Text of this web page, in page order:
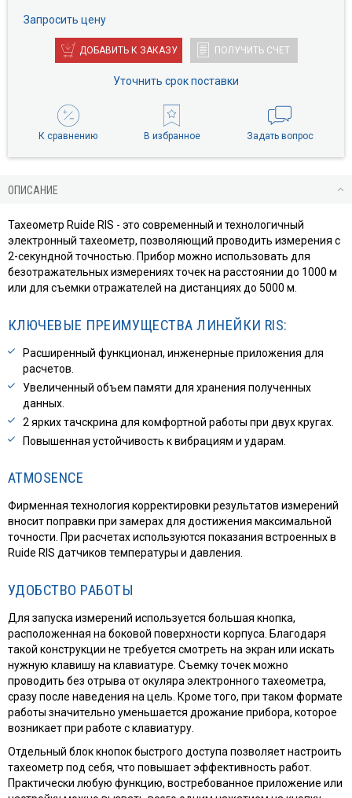
Запросить цену
ДОБАВИТЬ К ЗАКАЗУ ПОЛУЧИТЬ СЧЕТ
Уточнить срок поставки
К сравнению В избранное Задать вопрос
ОПИСАНИЕ
Тахеометр Ruide RIS - это современный и технологичный
электронный тахеометр, позволяющий проводить измерения с
2-секундной точностью. Прибор можно использовать для
безотражательных измерениях точек на расстоянии до 1000 м
или для съемки отражателей на дистанциях до 5000 м.
КЛЮЧЕВЫЕ ПРЕИМУЩЕСТВА ЛИНЕЙКИ RIS:
Расширенный функционал, инженерные приложения для
расчетов.
Увеличенный объем памяти для хранения полученных
данных.
2 ярких тачскрина для комфортной работы при двух кругах.
Повышенная устойчивость к вибрациям и ударам.
ATMOSENCE
Фирменная технология корректировки результатов измерений
вносит поправки при замерах для достижения максимальной
точности. При расчетах используются показания встроенных в
Ruide RIS датчиков температуры и давления.
УДОБСТВО РАБОТЫ
Для запуска измерений используется большая кнопка,
расположенная на боковой поверхности корпуса. Благодаря
такой конструкции не требуется смотреть на экран или искать
нужную клавишу на клавиатуре. Съемку точек можно
проводить без отрыва от окуляра электронного тахеометра,
сразу после наведения на цель. Кроме того, при таком формате
работы значительно уменьшается дрожание прибора, которое
возникает при работе с клавиатуру.
Отдельный блок кнопок быстрого доступа позволяет настроить
тахеометр под себя, что повышает эффективность работ.
Практически любую функцию, востребованное приложение или